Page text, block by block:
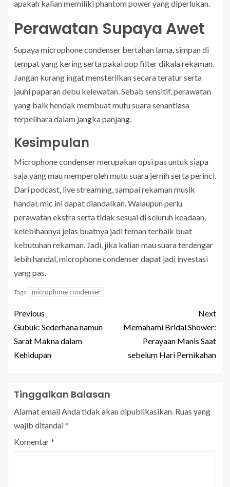
apakah kalian memiliki phantom power yang diperlukan.
Perawatan Supaya Awet
Supaya microphone condenser bertahan lama, simpan di
tempat yang kering serta pakai pop filter dikala rekaman.
Jangan kurang ingat mensterilkan secara teratur serta
jauhi paparan debu kelewatan. Sebab sensitif, perawatan
yang baik hendak membuat mutu suara senantiasa
terpelihara dalam jangka panjang.
Kesimpulan
Microphone condenser merupakan opsi pas untuk siapa
saja yang mau memperoleh mutu suara jernih serta perinci.
Dari podcast, live streaming, sampai rekaman musik
handal, mic ini dapat diandalkan. Walaupun perlu
perawatan ekstra serta tidak sesuai di seluruh keadaan,
kelebihannya jelas buatnya jadi teman terbaik buat
kebutuhan rekaman. Jadi, jika kalian mau suara terdengar
lebih handal, microphone condenser dapat jadi investasi
yang pas.
Tags: microphone condenser
Previous
Gubuk: Sederhana namun
Sarat Makna dalam
Kehidupan
Next
Memahami Bridal Shower:
Perayaan Manis Saat
sebelum Hari Pernikahan
Tinggalkan Balasan
Alamat email Anda tidak akan dipublikasikan. Ruas yang
wajib ditandai*
Komentar*